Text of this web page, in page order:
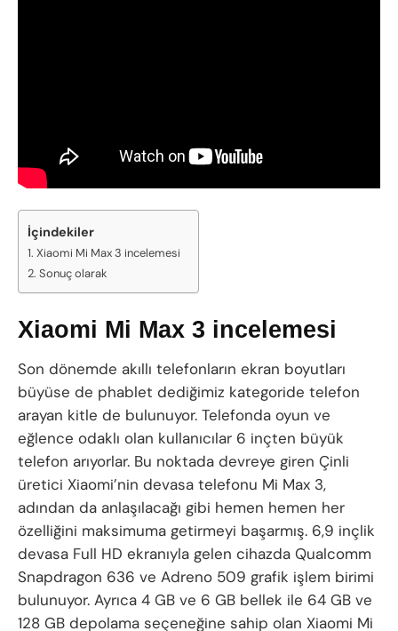
İçindekiler
Xiaomi Mi Max 3 incelemesi
Sonuç olarak
Xiaomi Mi Max 3 incelemesi
Son dönemde akıllı telefonların ekran boyutları
büyüse de phablet dediğimiz kategoride telefon
arayan kitle de bulunuyor. Telefonda oyun ve
eğlence odaklı olan kullanıcılar 6 inçten büyük
telefon arıyorlar. Bu noktada devreye giren Çinli
üretici Xiaomi’nin devasa telefonu Mi Max 3,
adından da anlaşılacağı gibi hemen hemen her
özelliğini maksimuma getirmeyi başarmış. 6,9 inçlik
devasa Full HD ekranıyla gelen cihazda Qualcomm
Snapdragon 636 ve Adreno 509 grafik işlem birimi
bulunuyor. Ayrıca 4 GB ve 6 GB bellek ile 64 GB ve
128 GB depolama seçeneğine sahip olan Xiaomi Mi